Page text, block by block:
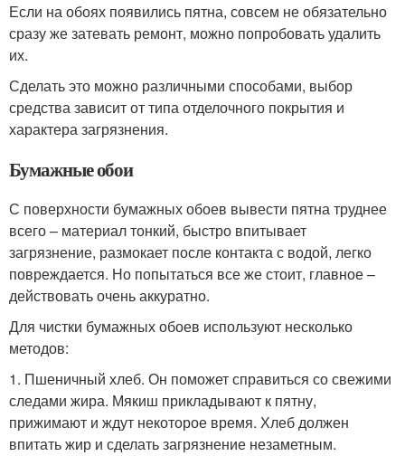
Если на обоях появились пятна, совсем не обязательно
сразу же затевать ремонт, можно попробовать удалить
их.
Сделать это можно различными способами, выбор
средства зависит от типа отделочного покрытия и
характера загрязнения.
Бумажные обои
С поверхности бумажных обоев вывести пятна труднее
всего – материал тонкий, быстро впитывает
загрязнение, размокает после контакта с водой, легко
повреждается. Но попытаться все же стоит, главное –
действовать очень аккуратно.
Для чистки бумажных обоев используют несколько
методов:
1. Пшеничный хлеб. Он поможет справиться со свежими
следами жира. Мякиш прикладывают к пятну,
прижимают и ждут некоторое время. Хлеб должен
впитать жир и сделать загрязнение незаметным.